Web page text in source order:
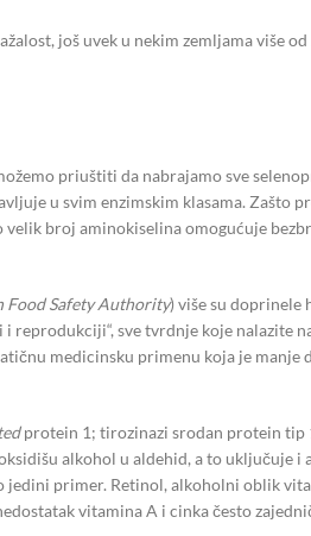
još uvek u nekim zemljama više
priuštiti da nabrajamo sve
u svim enzimskim klasama. Zašto
velik broj aminokiselina omogućuje
Food Safety Authority) više su doprinele
reprodukciji“, sve tvrdnje koje nalazite
medicinsku primenu koja je manje
protein 1; tirozinazi srodan protein tip
alkohol u aldehid, a to uključuje i
jedini primer. Retinol, alkoholni oblik
vitamina A i cinka često